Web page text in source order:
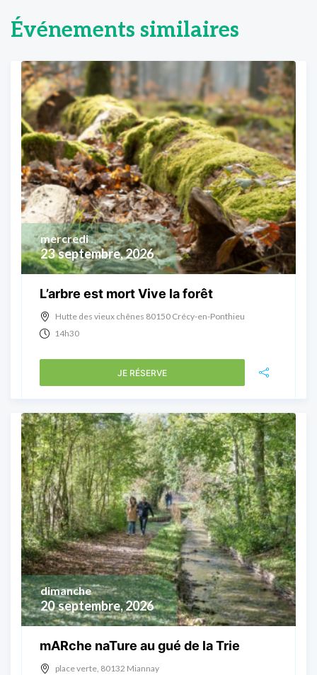
Événements similaires
23 septembre, 2026
mercredi
L’arbre est mort Vive la forêt
Hutte des vieux chênes 80150 Crécy-en-Ponthieu
14h30
JE RÉSERVE
20 septembre, 2026
dimanche
mARche naTure au gué de la Trie
place verte, 80132 Miannay